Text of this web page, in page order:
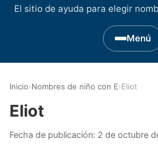
El sitio de ayuda para elegir
Menú
Inicio›Nombres de niño con E›Eliot
Eliot
Fecha de publicación: 2 de octubre